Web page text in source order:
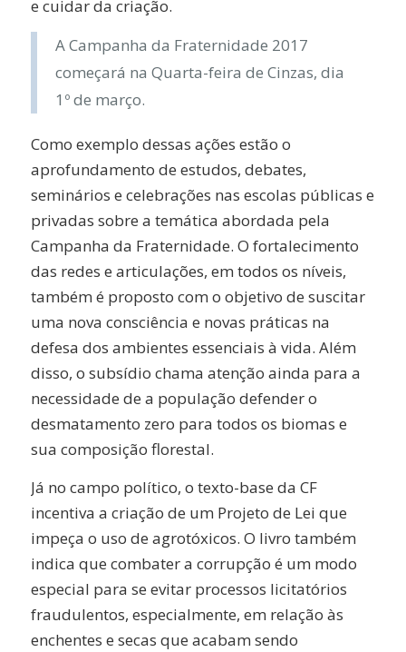
e cuidar da criação.
A Campanha da Fraternidade 2017
começará na Quarta-feira de Cinzas, dia
1º de março.
Como exemplo dessas ações estão o
aprofundamento de estudos, debates,
seminários e celebrações nas escolas públicas e
privadas sobre a temática abordada pela
Campanha da Fraternidade. O fortalecimento
das redes e articulações, em todos os níveis,
também é proposto com o objetivo de suscitar
uma nova consciência e novas práticas na
defesa dos ambientes essenciais à vida. Além
disso, o subsídio chama atenção ainda para a
necessidade de a população defender o
desmatamento zero para todos os biomas e
sua composição florestal.
Já no campo político, o texto-base da CF
incentiva a criação de um Projeto de Lei que
impeça o uso de agrotóxicos. O livro também
indica que combater a corrupção é um modo
especial para se evitar processos licitatórios
fraudulentos, especialmente, em relação às
enchentes e secas que acabam sendo